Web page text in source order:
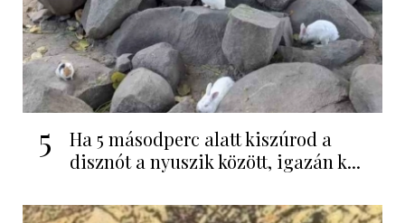
5
Ha 5 másodperc alatt kiszúrod a
disznót a nyuszik között, igazán k...